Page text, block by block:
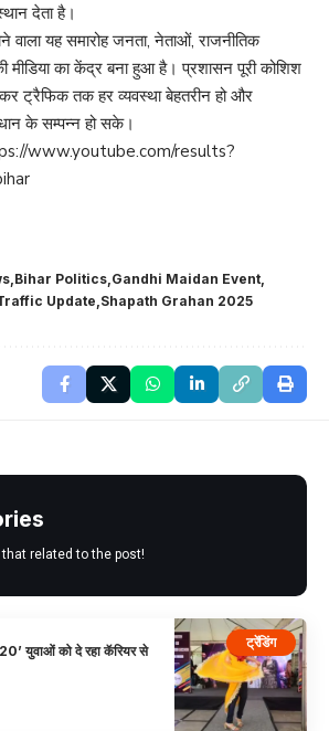
देता है।
वाला यह समारोह जनता, नेताओं, राजनीतिक
मीडिया का केंद्र बना हुआ है। प्रशासन पूरी कोशिश
ट्रैफिक तक हर व्यवस्था बेहतरीन हो और
के सम्पन्न हो सके।
www.youtube.com/results?
Bihar Politics Gandhi Maidan Event
Update Shapath Grahan 2025
related to the post!
ट्रेंडिंग
युवाओं को दे रहा कॅरियर से